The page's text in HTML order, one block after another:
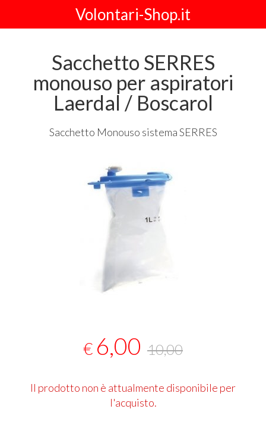
Volontari-Shop.it
Sacchetto SERRES
monouso per aspiratori
Laerdal / Boscarol
Sacchetto Monouso sistemaSERRES
€ 6,00 10,00
Il prodotto non è attualmente disponibile per
l'acquisto.